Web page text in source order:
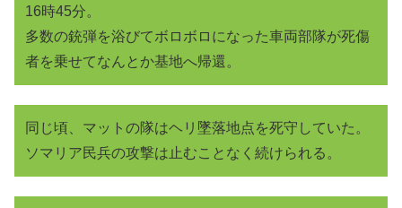
16時45分。
多数の銃弾を浴びてボロボロになった車両部隊が死傷
者を乗せてなんとか基地へ帰還。
同じ頃、マットの隊はヘリ墜落地点を死守していた。
ソマリア民兵の攻撃は止むことなく続けられる。